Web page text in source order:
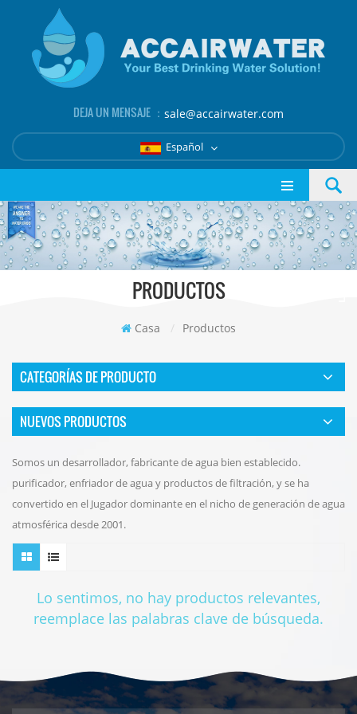
DEJA UN MENSAJE ： sale@accairwater.com
Español
PRODUCTOS
Casa / Productos
CATEGORÍAS DE PRODUCTO
NUEVOS PRODUCTOS
Somos un desarrollador, fabricante de agua bien establecido.
purificador, enfriador de agua y productos de filtración, y se ha
convertido en el Jugador dominante en el nicho de generación de agua
atmosférica desde 2001.
Lo sentimos, no hay productos relevantes,
reemplace las palabras clave de búsqueda.